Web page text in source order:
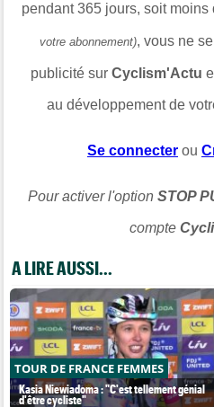
pendant 365 jours, soit moins
votre abonnement), vous ne
publicité sur Cyclism'Actu
au développement de
Se connecter ou
Pour activer l'option STOP
compte
A LIRE AUSSI...
TOUR DE FRANCE FEMMES
Kasia Niewiadoma : "C'est tellement génial
d'être cycliste"